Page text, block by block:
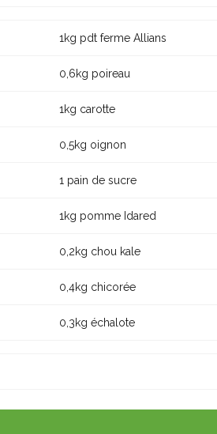
1kg pdt ferme Allians
0,6kg poireau
1kg carotte
0,5kg oignon
1 pain de sucre
1kg pomme Idared
0,2kg chou kale
0,4kg chicorée
0,3kg échalote